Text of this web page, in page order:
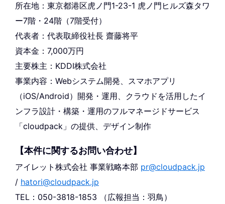
所在地：東京都港区虎ノ門1-23-1 虎ノ門ヒルズ森タワ
ー7階・24階（7階受付）
代表者：代表取締役社長 齋藤将平
資本金：7,000万円
主要株主：KDDI株式会社
事業内容：Webシステム開発、スマホアプリ
（iOS/Android）開発・運用、クラウドを活用したイ
ンフラ設計・構築・運用のフルマネージドサービス
「cloudpack」の提供、デザイン制作
【本件に関するお問い合わせ】
アイレット株式会社 事業戦略本部 pr@cloudpack.jp
/ hatori@cloudpack.jp
TEL：050-3818-1853 （広報担当：羽鳥）